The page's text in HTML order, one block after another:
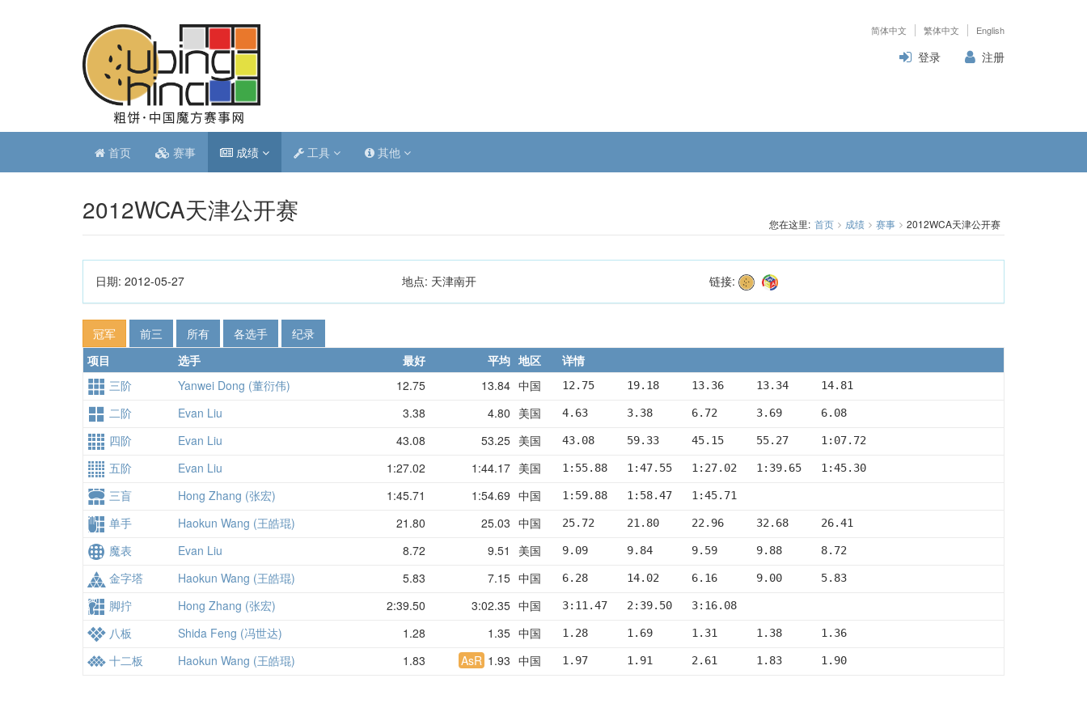
简体中文 繁体中文 English
登录 注册
首页 赛事 成绩 工具 其他
2012WCA天津公开赛 您在这里: 首页 成绩 赛事 2012WCA天津公开赛
日期: 2012-05-27 地点: 天津南开 链接:
冠军 前三 所有 各选手
纪录
项目
选手 最好 平均 地区
详情
三阶
Yanwei Dong (董衍伟) 12.75 13.84 中国 12.75     19.18     13.36     13.34     14.81
二阶 Evan Liu 3.38 4.80 美国 4.63      3.38      6.72      3.69      6.08
四阶 Evan Liu 43.08 53.25 美国 43.08     59.33     45.15     55.27     1:07.72
五阶 Evan Liu 1:27.02 1:44.17 美国 1:55.88   1:47.55   1:27.02   1:39.65   1:45.30
三盲 Hong Zhang (张宏) 1:45.71 1:54.69 中国 1:59.88   1:58.47   1:45.71
单手 Haokun Wang (王皓琨) 21.80 25.03 中国 25.72     21.80     22.96     32.68     26.41
魔表 Evan Liu 8.72 9.51 美国 9.09      9.84      9.59      9.88      8.72
金字塔 Haokun Wang (王皓琨) 5.83 7.15 中国 6.28      14.02     6.16      9.00      5.83
脚拧 Hong Zhang (张宏) 2:39.50 3:02.35 中国 3:11.47   2:39.50   3:16.08
八板 Shida Feng (冯世达) 1.28 1.35 中国 1.28      1.69      1.31      1.38      1.36
十二板 Haokun Wang (王皓琨) 1.83 AsR 1.93 中国 1.97      1.91      2.61      1.83      1.90